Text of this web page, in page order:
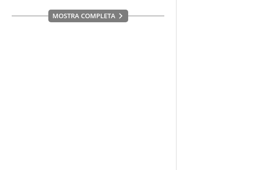
MOSTRA COMPLETA